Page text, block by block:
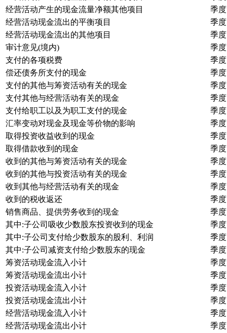
经营活动产生的现金流量净额其他项目
季度
经营活动现金流出的平衡项目
季度
经营活动现金流出的其他项目
季度
审计意见(境内)
季度
支付的各项税费
季度
偿还债务所支付的现金
季度
支付的其他与筹资活动有关的现金
季度
支付其他与经营活动有关的现金
季度
支付给职工以及为职工支付的现金
季度
汇率变动对现金及现金等价物的影响
季度
取得投资收益收到的现金
季度
取得借款收到的现金
季度
收到的其他与筹资活动有关的现金
季度
收到的其他与投资活动有关的现金
季度
收到其他与经营活动有关的现金
季度
收到的税收返还
季度
销售商品、提供劳务收到的现金
季度
其中:子公司吸收少数股东投资收到的现金
季度
其中:子公司支付给少数股东的股利、利润
季度
其中:子公司减资支付给少数股东的现金
季度
筹资活动现金流入小计
季度
筹资活动现金流出小计
季度
投资活动现金流入小计
季度
投资活动现金流出小计
季度
经营活动现金流入小计
季度
经营活动现金流出小计
季度